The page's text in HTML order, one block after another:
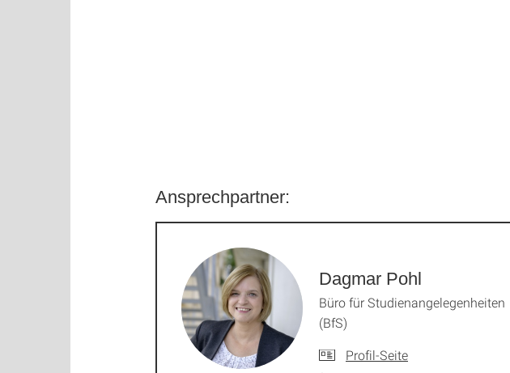
Ansprechpartner:
Dagmar Pohl
Büro für Studienangelegenheiten
(BfS)
Profil-Seite